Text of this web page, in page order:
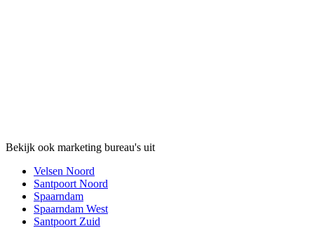
Bekijk ook marketing bureau's uit
Velsen Noord
Santpoort Noord
Spaarndam
Spaarndam West
Santpoort Zuid